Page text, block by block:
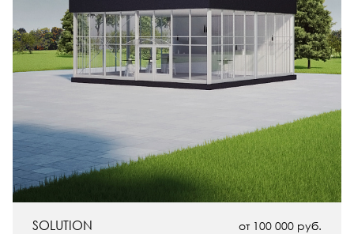
от 100 000 руб.
SOLUTION